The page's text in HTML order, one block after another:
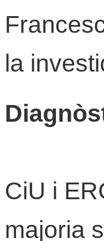
la
CiU i
majoria